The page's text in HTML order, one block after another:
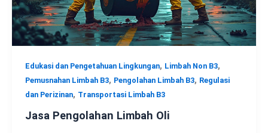
Edukasi dan Pengetahuan Lingkungan, Limbah Non B3,
Pemusnahan Limbah B3, Pengolahan Limbah B3, Regulasi
dan Perizinan, Transportasi Limbah B3
Jasa Pengolahan Limbah Oli